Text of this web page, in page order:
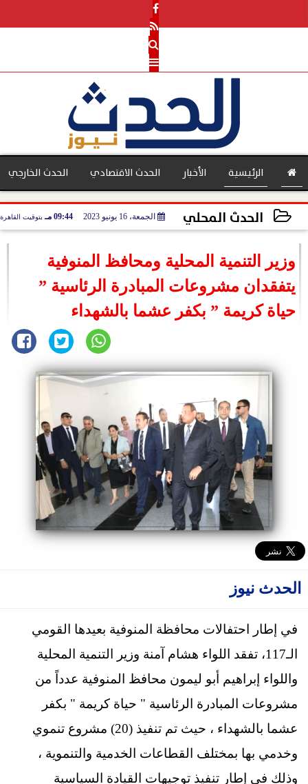
الرئيسية الأخبار الحدث الاقتصادي
بنوك
الحدث الخارجي
الحدث المحلي الجمعة، 16 يونيو 2023 09:44 مـ بتوقيت القاهرة
وزير التنمية المحلية ومحافظ المنوفية
يتفقدان مشروعات المبادرة الرئاسية ”
حياة كريمة ” بكفر عشما بالشهداء
الحدث نيوز
في إطار احتفالات محافظة المنوفية بعيدها القومي
الـ117، تفقد اللواء هشام آمنة وزير التنمية المحلية
واللواء إبراهيم أبو ليمون محافظ المنوفية عدداً من
مشروعات المبادرة الرئاسية " حياة كريمة " بكفر
عشما بالشهداء ، حيث تم تنفيذ (20) مشروع تنموي
وخدمي بها بمختلف القطاعات الخدمية والتنموية ،
وذلك في إطار تنفيذ توجيهات القيادة السياسية